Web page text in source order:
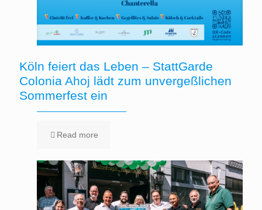
Köln feiert das Leben – StattGarde
Colonia Ahoj lädt zum unvergeßlichen
Sommerfest ein
Read more